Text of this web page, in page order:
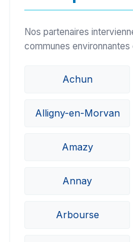
Nos partenaires
communes
Achun
Alligny-en-Morvan
Amazy
Annay
Arbourse